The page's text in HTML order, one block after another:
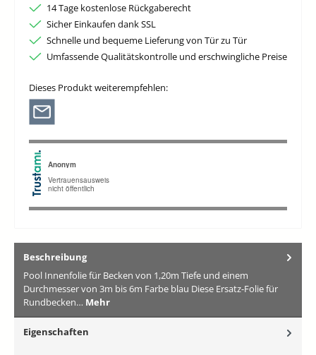
14 Tage kostenlose Rückgaberecht
Sicher Einkaufen dank SSL
Schnelle und bequeme Lieferung von Tür zu Tür
Umfassende Qualitätskontrolle und erschwingliche Preise
Dieses Produkt weiterempfehlen:
Beschreibung
Pool Innenfolie für Becken von 1,20m Tiefe und einem
Durchmesser von 3m bis 6m Farbe blau Diese Ersatz-Folie für
Rundbecken… Mehr
Eigenschaften